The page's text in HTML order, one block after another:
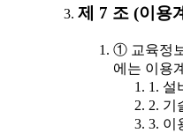
제 7 조 (이용
① 교육정
에는 이용
1. 설
2. 기
3. 이